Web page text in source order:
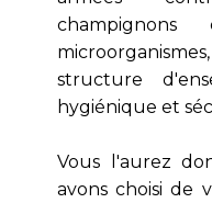
structure
hygiénique et
Vous l'aurez
avons choisi de